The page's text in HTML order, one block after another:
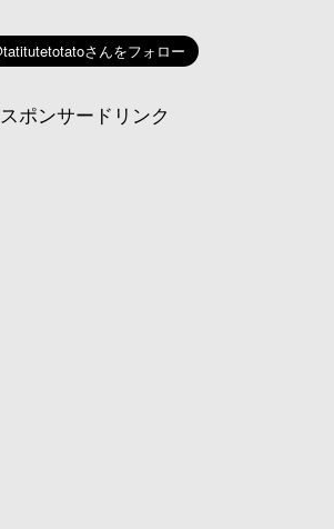
スポンサードリンク